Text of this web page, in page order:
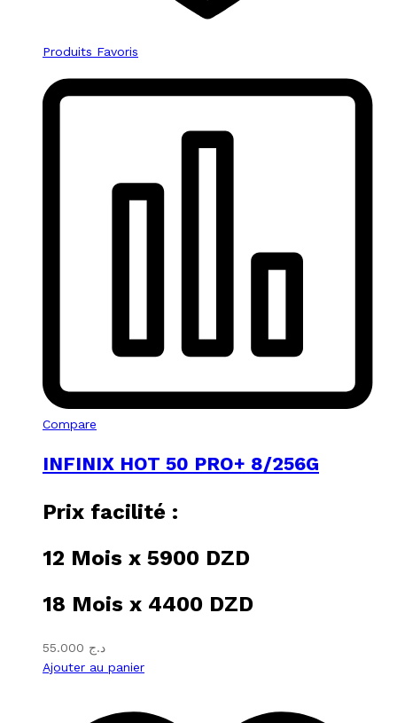
Produits Favoris
Compare
INFINIX HOT 50 PRO+ 8/256G
Prix facilité :
12 Mois x 5900 DZD
18 Mois x 4400 DZD
د.ج
Ajouter au panier